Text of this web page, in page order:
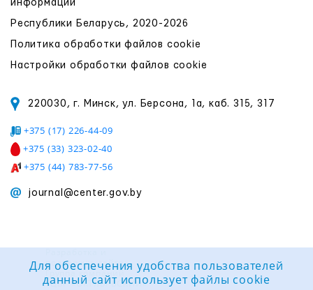
информации
Республики Беларусь, 2020-2026
Политика обработки файлов cookie
Настройки обработки файлов cookie
220030, г. Минск, ул. Берсона, 1а, каб. 315, 317
+375 (17) 226-44-09
+375 (33) 323-02-40
+375 (44) 783-77-56
journal@center.gov.by
поддержка сайта:
Группа компаний
«ЦВР «ОКТЯБРЬСКИЙ»
Для обеспечения удобства пользователей
данный сайт использует файлы cookie